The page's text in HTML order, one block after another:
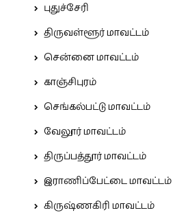
புதுச்சேரி
திருவள்ளூர் மாவட்டம்
சென்னை மாவட்டம்
காஞ்சிபுரம்
செங்கல்பட்டு மாவட்டம்
வேலூர் மாவட்டம்
திருப்பத்தூர் மாவட்டம்
இராணிப்பேட்டை மாவட்டம்
கிருஷ்ணகிரி மாவட்டம்